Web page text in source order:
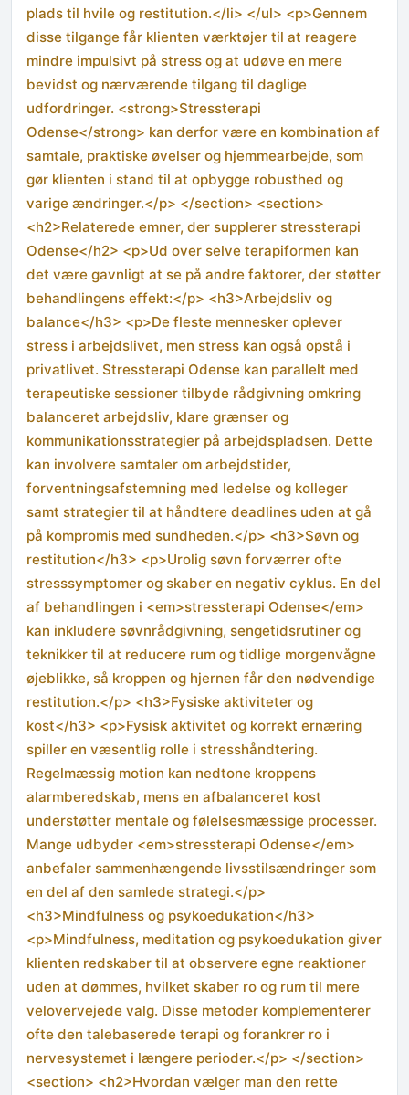
plads til hvile og restitution.</li> </ul> <p>Gennem
disse tilgange får klienten værktøjer til at reagere
mindre impulsivt på stress og at udøve en mere
bevidst og nærværende tilgang til daglige
udfordringer. <strong>Stressterapi
Odense</strong> kan derfor være en kombination af
samtale, praktiske øvelser og hjemmearbejde, som
gør klienten i stand til at opbygge robusthed og
varige ændringer.</p> </section> <section>
<h2>Relaterede emner, der supplerer stressterapi
Odense</h2> <p>Ud over selve terapiformen kan
det være gavnligt at se på andre faktorer, der støtter
behandlingens effekt:</p> <h3>Arbejdsliv og
balance</h3> <p>De fleste mennesker oplever
stress i arbejdslivet, men stress kan også opstå i
privatlivet. Stressterapi Odense kan parallelt med
terapeutiske sessioner tilbyde rådgivning omkring
balanceret arbejdsliv, klare grænser og
kommunikationsstrategier på arbejdspladsen. Dette
kan involvere samtaler om arbejdstider,
forventningsafstemning med ledelse og kolleger
samt strategier til at håndtere deadlines uden at gå
på kompromis med sundheden.</p> <h3>Søvn og
restitution</h3> <p>Urolig søvn forværrer ofte
stresssymptomer og skaber en negativ cyklus. En del
af behandlingen i <em>stressterapi Odense</em>
kan inkludere søvnrådgivning, sengetidsrutiner og
teknikker til at reducere rum og tidlige morgenvågne
øjeblikke, så kroppen og hjernen får den nødvendige
restitution.</p> <h3>Fysiske aktiviteter og
kost</h3> <p>Fysisk aktivitet og korrekt ernæring
spiller en væsentlig rolle i stresshåndtering.
Regelmæssig motion kan nedtone kroppens
alarmberedskab, mens en afbalanceret kost
understøtter mentale og følelsesmæssige processer.
Mange udbyder <em>stressterapi Odense</em>
anbefaler sammenhængende livsstilsændringer som
en del af den samlede strategi.</p>
<h3>Mindfulness og psykoedukation</h3>
<p>Mindfulness, meditation og psykoedukation giver
klienten redskaber til at observere egne reaktioner
uden at dømmes, hvilket skaber ro og rum til mere
velovervejede valg. Disse metoder komplementerer
ofte den talebaserede terapi og forankrer ro i
nervesystemet i længere perioder.</p> </section>
<section> <h2>Hvordan vælger man den rette